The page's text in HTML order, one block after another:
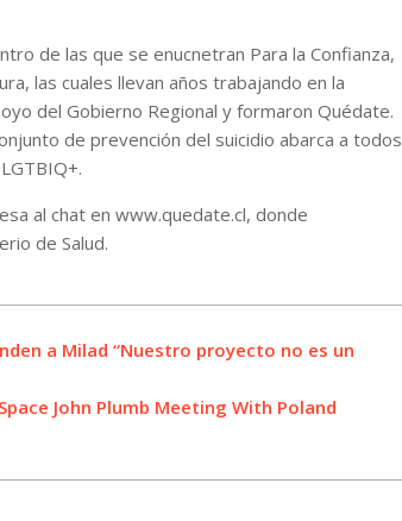
de las que se enucnetran Para la Confianza,
las cuales llevan años trabajando en la
del Gobierno Regional y formaron Quédate.
de prevención del suicidio abarca a todos
al chat en www.quedate.cl, donde
de Salud.
a Milad “Nuestro proyecto no es un
John Plumb Meeting With Poland